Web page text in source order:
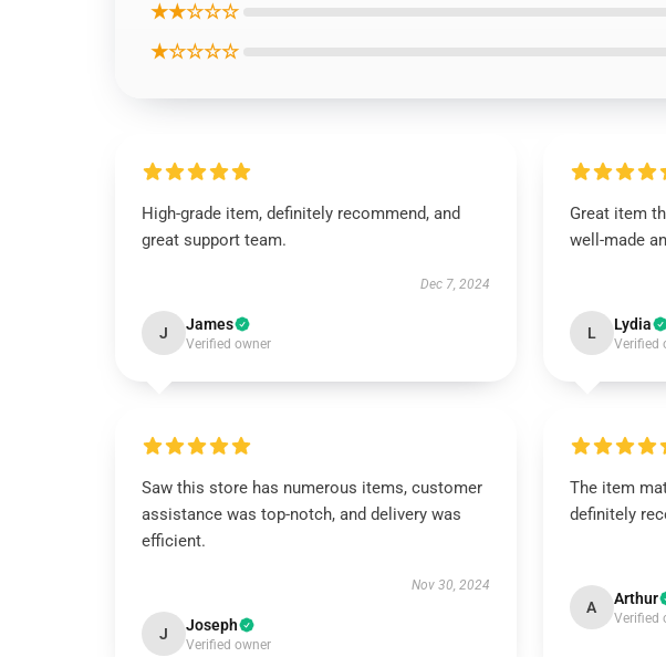
★★☆☆☆
★☆☆☆☆
High-grade item, definitely recommend, and
great support team.
Dec 7, 2024
J James
Verified owner
Great item
well-made
L Lydia
Verified
Saw this store has numerous items, customer
assistance was top-notch, and delivery was
efficient.
Nov 30, 2024
J Joseph
Verified owner
The item
definitely
A Arthur
Verified